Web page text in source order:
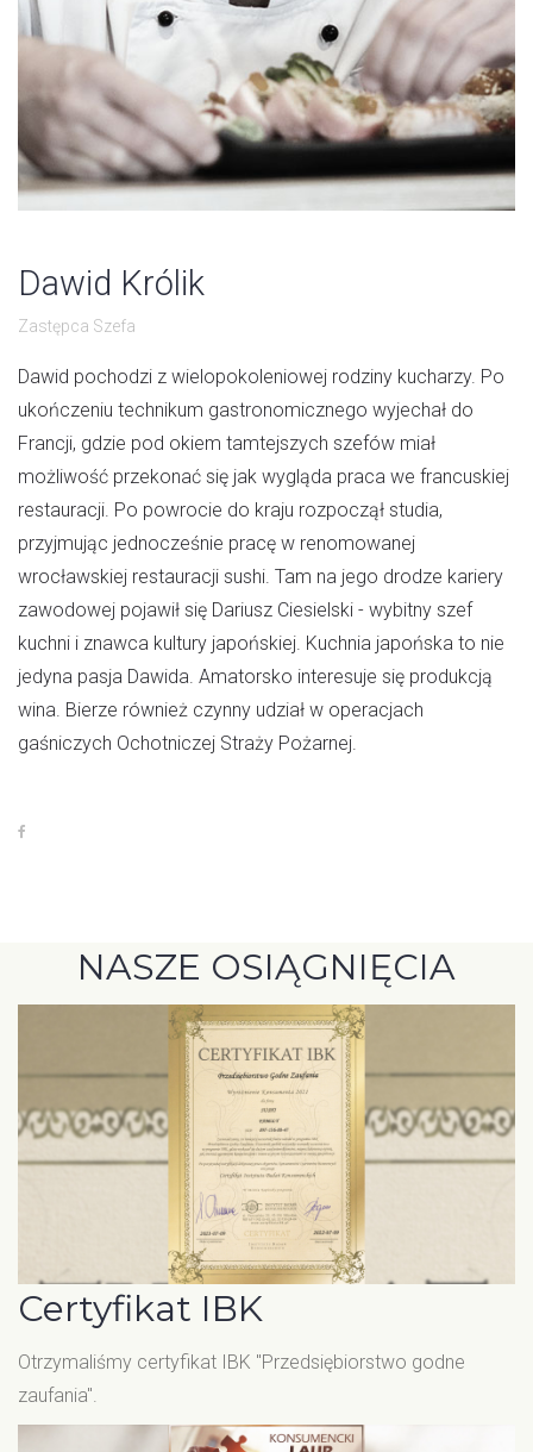
Dawid Królik
Zastępca Szefa
Dawid pochodzi z wielopokoleniowej rodziny kucharzy. Po
ukończeniu technikum gastronomicznego wyjechał do
Francji, gdzie pod okiem tamtejszych szefów miał
możliwość przekonać się jak wygląda praca we francuskiej
restauracji. Po powrocie do kraju rozpoczął studia,
przyjmując jednocześnie pracę w renomowanej
wrocławskiej restauracji sushi. Tam na jego drodze kariery
zawodowej pojawił się Dariusz Ciesielski - wybitny szef
kuchni i znawca kultury japońskiej. Kuchnia japońska to nie
jedyna pasja Dawida. Amatorsko interesuje się produkcją
wina. Bierze również czynny udział w operacjach
gaśniczych Ochotniczej Straży Pożarnej.
NASZE OSIĄGNIĘCIA
Certyfikat IBK
Otrzymaliśmy certyfikat IBK "Przedsiębiorstwo godne
zaufania".